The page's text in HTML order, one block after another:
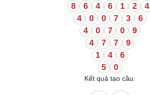
8
6 4 6 1 2
4
4
0 0 7 3
6
4
0 7 0
9
4
7 7
9
1
4
6
5
0
Kết quả tạo cầu: